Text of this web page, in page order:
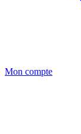
Mon compte